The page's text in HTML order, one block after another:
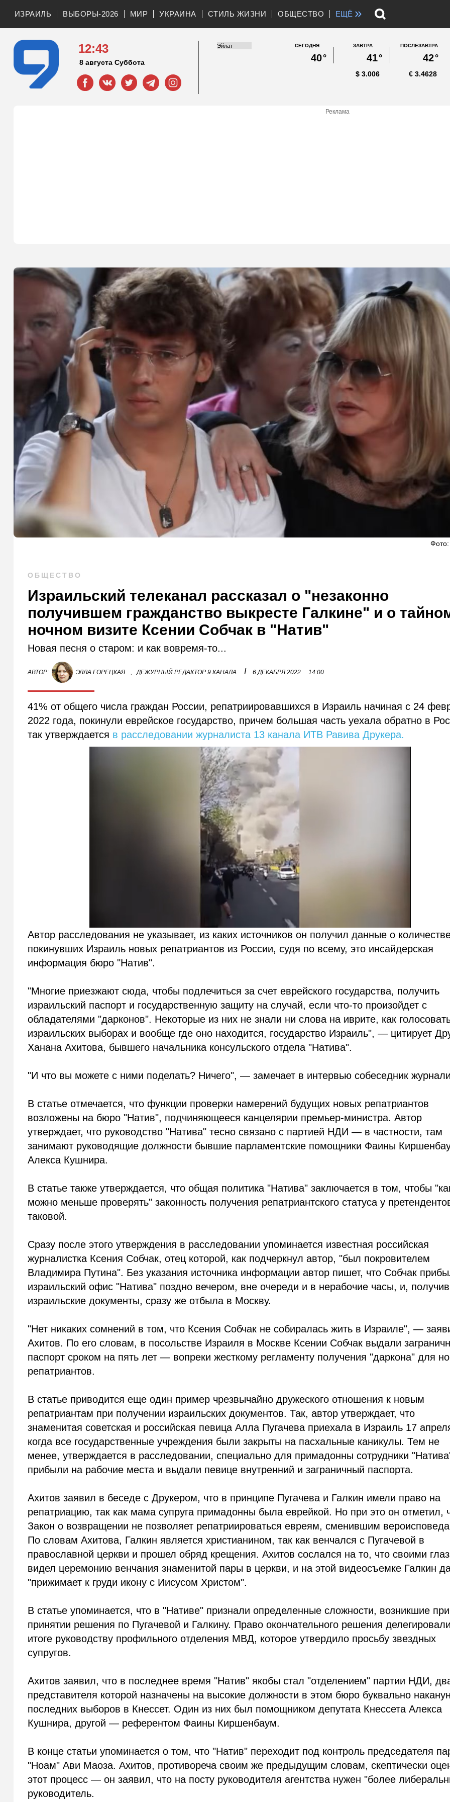
ИЗРАИЛЬ ВЫБОРЫ-2026 МИР УКРАИНА СТИЛЬ ЖИЗНИ ОБЩЕСТВО ЕЩЁ »
12:43
8 августа Суббота
СЕГОДНЯ
40°
ЗАВТРА
41°
ПОСЛЕЗАВТРА
42°
3.006
$ 3.4628
€
Реклама
Фото:
ОБЩЕСТВО
Израильский телеканал рассказал о "незаконно
получившем гражданство выкресте Галкине" и о
ночном визите Ксении Собчак в "Натив"
Новая песня о старом: и как вовремя-то...
АВТОР: ЭЛЛА ГОРЕЦКАЯ , ДЕЖУРНЫЙ РЕДАКТОР 9 КАНАЛА I 6 ДЕКАБРЯ 2022 14:00
41% от общего числа граждан России, репатриировавшихся в Израиль начиная с 24
2022 года, покинули еврейское государство, причем большая часть уехала обратно в
так утверждается в расследовании журналиста 13 канала ИТВ Равива Друкера.
Автор расследования не указывает, из каких источников он получил данные о
покинувших Израиль новых репатриантов из России, судя по всему, это инсайдерская
информация бюро "Натив".
"Многие приезжают сюда, чтобы подлечиться за счет еврейского государства, получить
израильский паспорт и государственную защиту на случай, если что-то произойдет с
обладателями "дарконов". Некоторые из них не знали ни слова на иврите, как
израильских выборах и вообще где оно находится, государство Израиль", — цитирует
Ханана Ахитова, бывшего начальника консульского отдела "Натива".
"И что вы можете с ними поделать? Ничего", — замечает в интервью собеседник
В статье отмечается, что функции проверки намерений будущих новых репатриантов
возложены на бюро "Натив", подчиняющееся канцелярии премьер-министра. Автор
утверждает, что руководство "Натива" тесно связано с партией НДИ — в частности, там
занимают руководящие должности бывшие парламентские помощники Фаины
Алекса Кушнира.
В статье также утверждается, что общая политика "Натива" заключается в том, чтобы
можно меньше проверять" законность получения репатриантского статуса у
таковой.
Сразу после этого утверждения в расследовании упоминается известная российская
журналистка Ксения Собчак, отец которой, как подчеркнул автор, "был покровителем
Владимира Путина". Без указания источника информации автор пишет, что Собчак
израильский офис "Натива" поздно вечером, вне очереди и в нерабочие часы, и, получив
израильские документы, сразу же отбыла в Москву.
"Нет никаких сомнений в том, что Ксения Собчак не собиралась жить в Израиле", —
Ахитов. По его словам, в посольстве Израиля в Москве Ксении Собчак выдали
паспорт сроком на пять лет — вопреки жесткому регламенту получения "даркона" для
репатриантов.
В статье приводится еще один пример чрезвычайно дружеского отношения к новым
репатриантам при получении израильских документов. Так, автор утверждает, что
знаменитая советская и российская певица Алла Пугачева приехала в Израиль 17
когда все государственные учреждения были закрыты на пасхальные каникулы. Тем не
менее, утверждается в расследовании, специально для примадонны сотрудники
прибыли на рабочие места и выдали певице внутренний и заграничный паспорта.
Ахитов заявил в беседе с Друкером, что в принципе Пугачева и Галкин имели право на
репатриацию, так как мама супруга примадонны была еврейкой. Но при это он отметил,
Закон о возвращении не позволяет репатриироваться евреям, сменившим
По словам Ахитова, Галкин является христианином, так как венчался с Пугачевой в
православной церкви и прошел обряд крещения. Ахитов сослался на то, что своими
видел церемонию венчания знаменитой пары в церкви, и на этой видеосъемке Галкин
"прижимает к груди икону с Иисусом Христом".
В статье упоминается, что в "Нативе" признали определенные сложности, возникшие при
принятии решения по Пугачевой и Галкину. Право окончательного решения
итоге руководству профильного отделения МВД, которое утвердило просьбу звездных
супругов.
Ахитов заявил, что в последнее время "Натив" якобы стал "отделением" партии НДИ,
представителя которой назначены на высокие должности в этом бюро буквально
последних выборов в Кнессет. Один из них был помощником депутата Кнессета Алекса
Кушнира, другой — референтом Фаины Киршенбаум.
В конце статьи упоминается о том, что "Натив" переходит под контроль председателя
"Ноам" Ави Маоза. Ахитов, противореча своим же предыдущим словам, скептически
этот процесс — он заявил, что на посту руководителя агентства нужен "более
руководитель.